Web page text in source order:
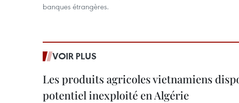
banques étrangères.
VOIR PLUS
Les produits agricoles vietnamiens
potentiel inexploité en Algérie